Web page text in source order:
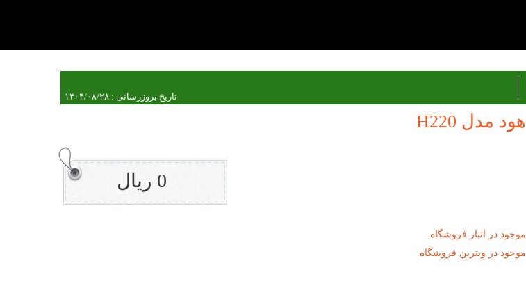
تاریخ بروزرسانی : ۱۴۰۴/۰۸/۲۸
هود مدل H220
0 ریال
موجود در انبار فروشگاه
موجود در ویترین فروشگاه